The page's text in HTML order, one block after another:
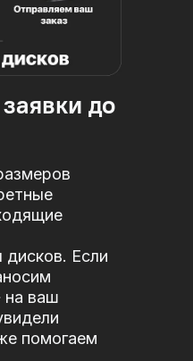
до
Если
на ваш
помогаем